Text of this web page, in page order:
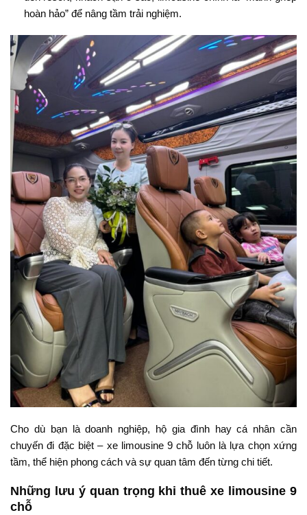
hoàn hảo” để nâng tầm trải nghiệm.
Cho dù bạn là doanh nghiệp, hộ gia đình hay cá nhân cần
chuyến đi đặc biệt – xe limousine 9 chỗ luôn là lựa chọn xứng
tầm, thể hiện phong cách và sự quan tâm đến từng chi tiết.
Những lưu ý quan trọng khi thuê xe limousine 9
chỗ